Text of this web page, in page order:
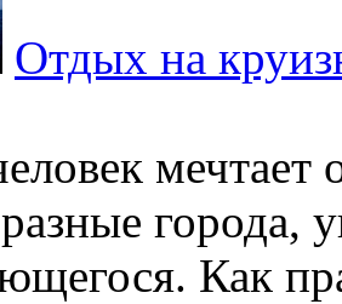
Отдых на
мечтает
города,
Как